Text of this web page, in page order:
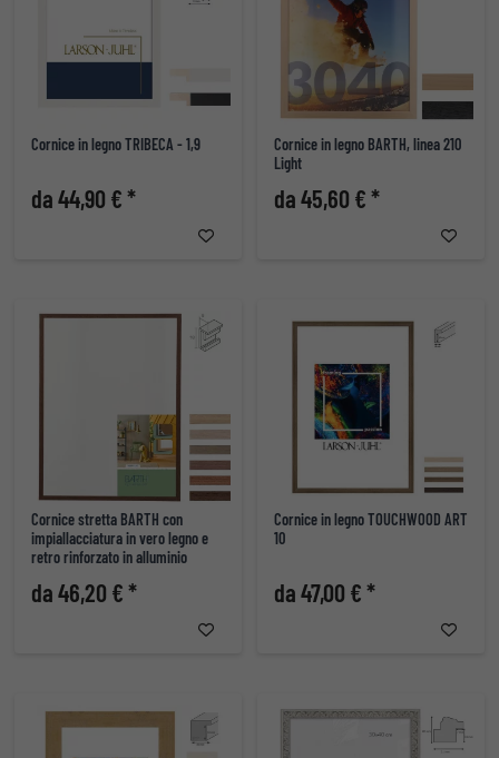
Cornice in legno TRIBECA - 1,9
da 44,90 € *
Cornice in legno BARTH, linea 210
Light
da 45,60 € *
Cornice stretta BARTH con
impiallacciatura in vero legno e
retro rinforzato in alluminio
da 46,20 € *
Cornice in legno TOUCHWOOD ART
10
da 47,00 € *